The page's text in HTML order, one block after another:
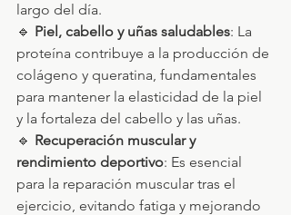
largo del día.
🔹 Piel, cabello y uñas saludables: La
proteína contribuye a la producción de
colágeno y queratina, fundamentales
para mantener la elasticidad de la piel
y la fortaleza del cabello y las uñas.
🔹 Recuperación muscular y
rendimiento deportivo: Es esencial
para la reparación muscular tras el
ejercicio, evitando fatiga y mejorando